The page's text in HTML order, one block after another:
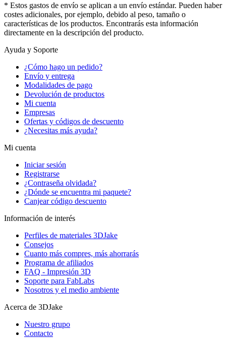
* Estos gastos de envío se aplican a un envío estándar. Pueden haber
costes adicionales, por ejemplo, debido al peso, tamaño o
características de los productos. Encontrarás esta información
directamente en la descripción del producto.
Ayuda y Soporte
¿Cómo hago un pedido?
Envío y entrega
Modalidades de pago
Devolución de productos
Mi cuenta
Empresas
Ofertas y códigos de descuento
¿Necesitas más ayuda?
Mi cuenta
Iniciar sesión
Registrarse
¿Contraseña olvidada?
¿Dónde se encuentra mi paquete?
Canjear código descuento
Información de interés
Perfiles de materiales 3DJake
Consejos
Cuanto más compres, más ahorrarás
Programa de afiliados
FAQ - Impresión 3D
Soporte para FabLabs
Nosotros y el medio ambiente
Acerca de 3DJake
Nuestro grupo
Contacto